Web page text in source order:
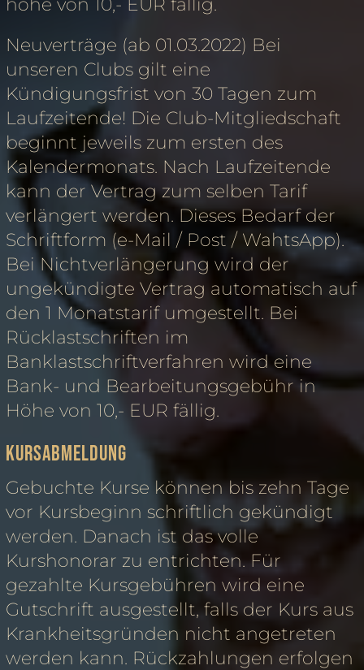
höhe von 10,- EUR fällig.
Neuverträge (ab 01.03.2022) Bei
unseren Clubs gilt eine
Kündigungsfrist von 30 Tagen zum
Laufzeitende! Die Club-Mitgliedschaft
beginnt jeweils zum ersten des
Kalendermonats. Nach Laufzeitende
kann der Vertrag zum selben Tarif
verlängert werden. Dieses Bedarf der
Schriftform (e-Mail / Post / WahtsApp).
Bei Nichtverlängerung wird der
ungekündigte Vertrag automatisch auf
den 1 Monatstarif umgestellt. Bei
Rücklastschriften im
Banklastschriftverfahren wird eine
Bank- und Bearbeitungsgebühr in
Höhe von 10,- EUR fällig.
Kursabmeldung
Gebuchte Kurse können bis zehn Tage
vor Kursbeginn schriftlich gekündigt
werden. Danach ist das volle
Kurshonorar zu entrichten. Für
gezahlte Kursgebühren wird eine
Gutschrift ausgestellt, falls der Kurs aus
Krankheitsgründen nicht angetreten
werden kann. Rückzahlungen erfolgen